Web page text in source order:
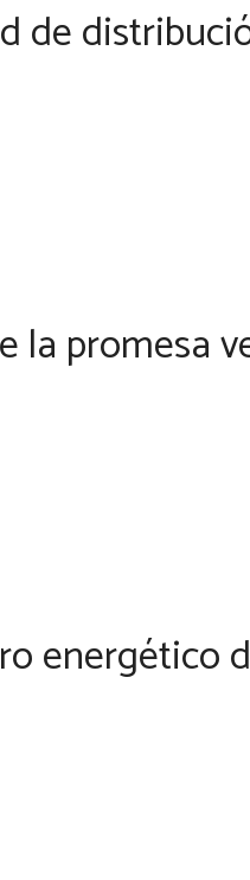
de
la promesa
energético